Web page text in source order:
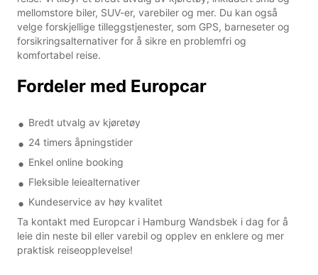
mellomstore biler, SUV-er, varebiler og mer. Du kan også
velge forskjellige tilleggstjenester, som GPS, barneseter og
forsikringsalternativer for å sikre en problemfri og
komfortabel reise.
Fordeler med Europcar
Bredt utvalg av kjøretøy
24 timers åpningstider
Enkel online booking
Fleksible leiealternativer
Kundeservice av høy kvalitet
Ta kontakt med Europcar i Hamburg Wandsbek i dag for å
leie din neste bil eller varebil og opplev en enklere og mer
praktisk reiseopplevelse!